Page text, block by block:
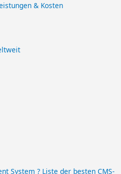
& Kosten
System ? Liste der besten CMS-